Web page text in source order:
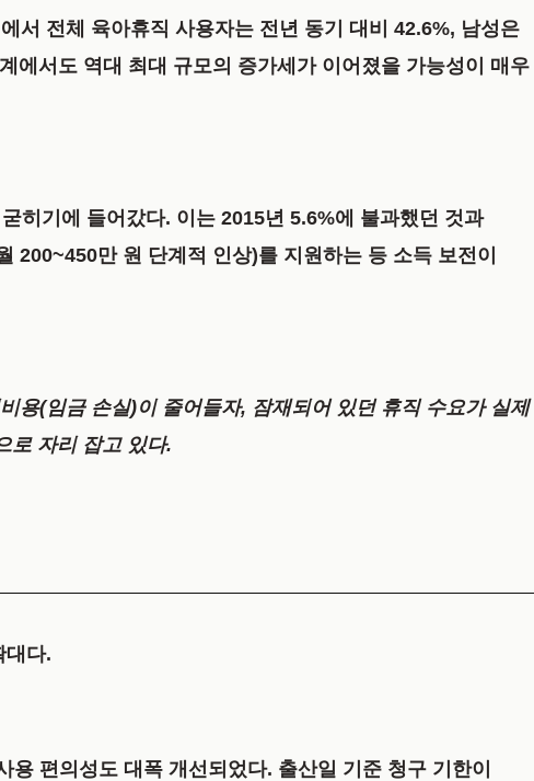
서 전체 육아휴직 사용자는 전년 동기 대비 42.6%, 남성은
에서도 역대 최대 규모의 증가세가 이어졌을 가능성이 매우
히기 에 들어갔다. 이는 2015년 5.6%에 불과했던 것과
만 원 단계적 인상)를 지원하는 등 소득 보전이
용(임금 손실)이 줄어들자, 잠재되어 있던 휴직 수요가 실제
로 자리 잡고 있다.
대다.
용 편의성도 대폭 개선되었다. 출산일 기준 청구 기한이